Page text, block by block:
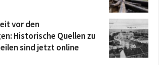
vor den
Historische Quellen zu
sind jetzt online